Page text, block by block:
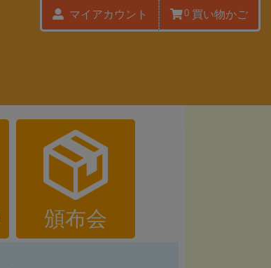
マイアカウント 0買い物かご
頒布会